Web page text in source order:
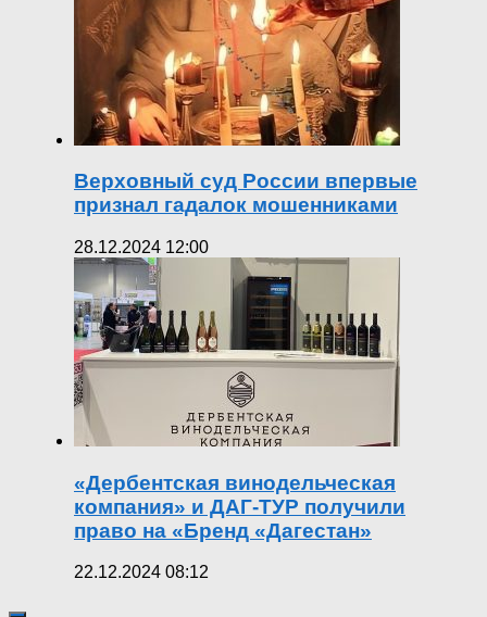
Верховный суд России впервые
признал гадалок мошенниками
28.12.2024 12:00
«Дербентская винодельческая
компания» и ДАГ-ТУР получили
право на «Бренд «Дагестан»
22.12.2024 08:12